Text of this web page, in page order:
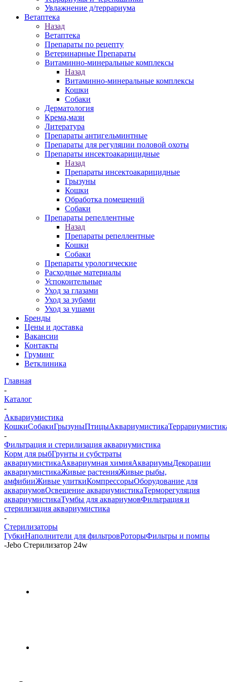
Увлажнение д/террариума
Ветаптека
Назад
Ветаптека
Препараты по рецепту
Ветеринарные Препараты
Витаминно-минеральные комплексы
Назад
Витаминно-минеральные комплексы
Кошки
Собаки
Дерматология
Крема,мази
Литература
Препараты антигельминтные
Препараты для регуляции половой охоты
Препараты инсектоакарицидные
Назад
Препараты инсектоакарицидные
Грызуны
Кошки
Обработка помещений
Собаки
Препараты репеллентные
Назад
Препараты репеллентные
Кошки
Собаки
Препараты урологические
Расходные материалы
Успокоительные
Уход за глазами
Уход за зубами
Уход за ушами
Бренды
Цены и доставка
Вакансии
Контакты
Груминг
Ветклиника
Главная
-
Каталог
-
Аквариумистика
КошкиСобакиГрызуныПтицыАквариумистика
-
Фильтрация и стерилизация аквариумистика
Корм для рыбГрунты и субстраты
аквариумистикаАквариумная химияАквариумыДекорации
аквариумистикаЖивые растенияЖивые рыбы,
амфибииЖивые улиткиКомпрессорыОборудование для
аквариумовОсвещение аквариумистикаТерморегуляция
аквариумистикаТумбы для аквариумовФильтрация и
стерилизация аквариумистика
-
Стерилизаторы
ГубкиНаполнители для фильтровРоторыФильтры и помпы
-Jebo Стерилизатор 24w